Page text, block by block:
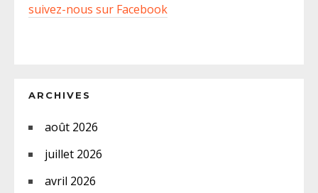
suivez-nous sur Facebook
ARCHIVES
août 2026
juillet 2026
avril 2026